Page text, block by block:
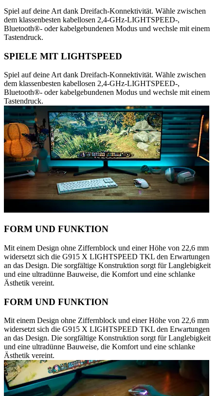
Spiel auf deine Art dank Dreifach-Konnektivität. Wähle zwischen
dem klassenbesten kabellosen 2,4-GHz-LIGHTSPEED-,
Bluetooth®- oder kabelgebundenen Modus und wechsle mit einem
Tastendruck.
SPIELE MIT LIGHTSPEED
Spiel auf deine Art dank Dreifach-Konnektivität. Wähle zwischen
dem klassenbesten kabellosen 2,4-GHz-LIGHTSPEED-,
Bluetooth®- oder kabelgebundenen Modus und wechsle mit einem
Tastendruck.
FORM UND FUNKTION
Mit einem Design ohne Ziffernblock und einer Höhe von 22,6 mm
widersetzt sich die G915 X LIGHTSPEED TKL den Erwartungen
an das Design. Die sorgfältige Konstruktion sorgt für Langlebigkeit
und eine ultradünne Bauweise, die Komfort und eine schlanke
Ästhetik vereint.
FORM UND FUNKTION
Mit einem Design ohne Ziffernblock und einer Höhe von 22,6 mm
widersetzt sich die G915 X LIGHTSPEED TKL den Erwartungen
an das Design. Die sorgfältige Konstruktion sorgt für Langlebigkeit
und eine ultradünne Bauweise, die Komfort und eine schlanke
Ästhetik vereint.